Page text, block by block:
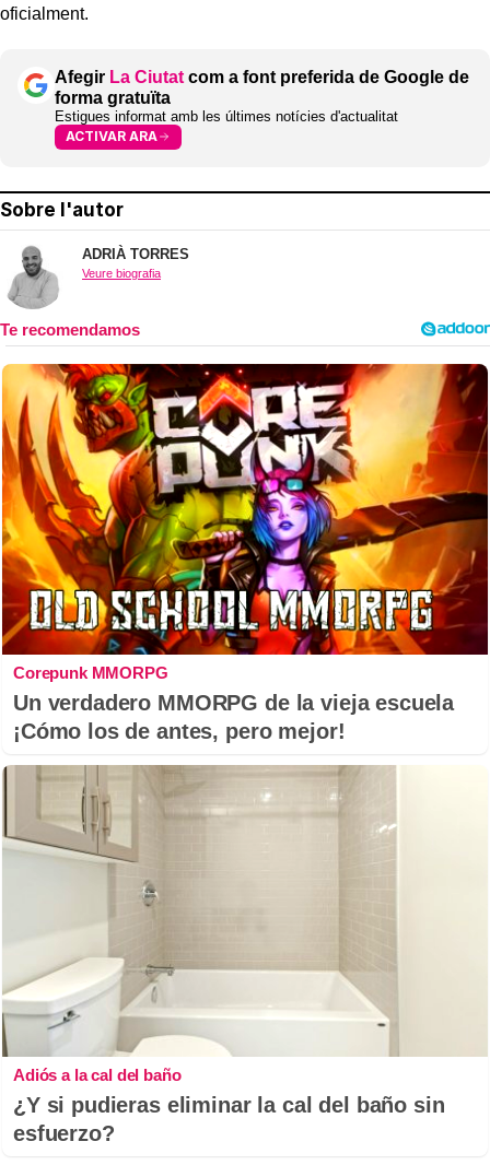
oficialment.
Afegir La Ciutat com a font preferida de Google de
forma gratuïta
Estigues informat amb les últimes notícies d'actualitat
ACTIVAR ARA
Sobre l'autor
ADRIÀ TORRES
Veure biografia
Corepunk MMORPG
Un verdadero MMORPG de la vieja escuela
¡Cómo los de antes, pero mejor!
Adiós a la cal del baño
¿Y si pudieras eliminar la cal del baño sin
esfuerzo?